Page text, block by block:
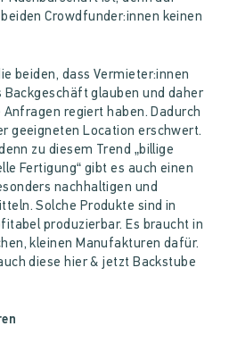
Crowdfunder:innen keinen
beiden, dass Vermieter:innen
glauben und daher
regiert haben. Dadurch
geeigneten Location erschwert.
zu diesem Trend „billige
Fertigung“ gibt es auch einen
nachhaltigen und
Solche Produkte sind in
produzierbar. Es braucht in
kleinen Manufakturen dafür.
diese hier & jetzt Backstube